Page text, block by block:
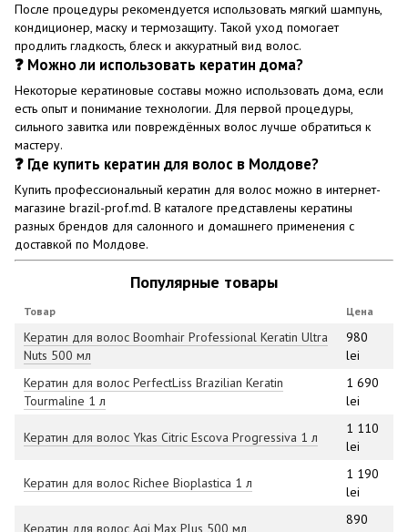
После процедуры рекомендуется использовать мягкий шампунь,
кондиционер, маску и термозащиту. Такой уход помогает
продлить гладкость, блеск и аккуратный вид волос.
❓ Можно ли использовать кератин дома?
Некоторые кератиновые составы можно использовать дома, если
есть опыт и понимание технологии. Для первой процедуры,
сильного завитка или повреждённых волос лучше обратиться к
мастеру.
❓ Где купить кератин для волос в Молдове?
Купить профессиональный кератин для волос можно в интернет-
магазине brazil-prof.md. В каталоге представлены кератины
разных брендов для салонного и домашнего применения с
доставкой по Молдове.
Популярные товары
Товар Цена
Кератин для волос Boomhair Professional Keratin Ultra
Nuts 500 мл
980
lei
Кератин для волос PerfectLiss Brazilian Keratin
Tourmaline 1 л
1 690
lei
Кератин для волос Ykas Citric Escova Progressiva 1 л
1 110
lei
Кератин для волос Richee Bioplastica 1 л
1 190
lei
Кератин для волос Agi Max Plus 500 мл
890